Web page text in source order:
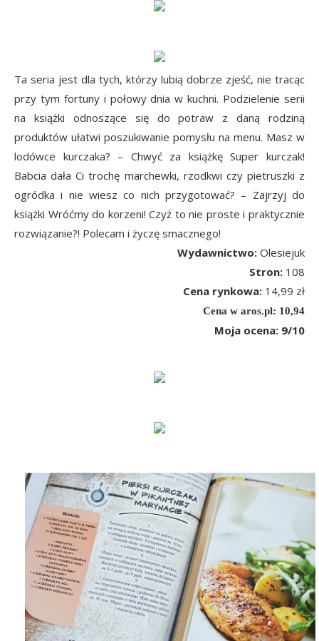
Ta seria jest dla tych, którzy lubią dobrze zjeść, nie tracąc
przy tym fortuny i połowy dnia w kuchni. Podzielenie serii
na książki odnoszące się do potraw z daną rodziną
produktów ułatwi poszukiwanie pomysłu na menu. Masz w
lodówce kurczaka? – Chwyć za książkę Super kurczak!
Babcia dała Ci trochę marchewki, rzodkwi czy pietruszki z
ogródka i nie wiesz co nich przygotować? – Zajrzyj do
książki Wróćmy do korzeni! Czyż to nie proste i praktycznie
rozwiązanie?! Polecam i życzę smacznego!
Wydawnictwo: Olesiejuk
Stron: 108
Cena rynkowa: 14,99 zł
Cena w aros.pl: 10,94
Moja ocena: 9/10